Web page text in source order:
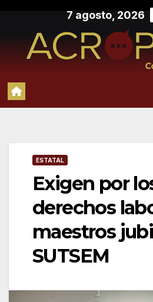
contenido
7 agosto, 2026
ESTATAL
Exigen por
derechos
maestros
SUTSEM